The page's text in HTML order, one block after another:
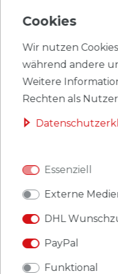
EU-
HERSTELLER
Briefmarken St.
Papst Benedikt XVI.
Gebiet: St. Vincent -
Ausgabeanlass: 2010
Titel: 502-503
Cookies
Wir nutzen
während andere
Weitere
Rechten als
Essenziell
Externe
DHL
PayPal
Funktional